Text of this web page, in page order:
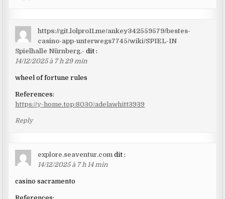
https://git.lolpro11.me/ankey342559579/bestes-
casino-app-unterwegs7745/wiki/SPIEL-IN
Spielhalle Nürnberg.- dit :
14/12/2025 à 7 h 29 min
wheel of fortune rules
References:
https://y-home.top:8030/adelawhitt3939
Reply
explore.seaventur.com dit :
14/12/2025 à 7 h 14 min
casino sacramento